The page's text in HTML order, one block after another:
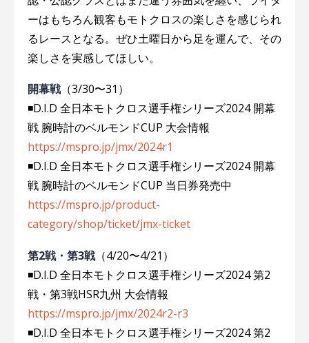
ーはもちろん観客もモトクロスの楽しさを感じられ
るレースとなる。ぜひ土曜日から足を運んで、その
楽しさを実感してほしい。
開幕戦（3/30〜31）
◾️D.I.D 全日本モトクロス選手権シリーズ2024 開幕
戦 腕時計のベルモンドCUP 大会情報
https://mspro.jp/jmx/2024r1
◾️D.I.D 全日本モトクロス選手権シリーズ2024 開幕
戦 腕時計のベルモンドCUP 当日券発売中
https://mspro.jp/product-
category/shop/ticket/jmx-ticket
第2戦・第3戦（4/20〜4/21）
◾️D.I.D 全日本モトクロス選手権シリーズ2024 第2
戦・第3戦HSR九州 大会情報
https://mspro.jp/jmx/2024r2-r3
◾️D.I.D 全日本モトクロス選手権シリーズ2024 第2